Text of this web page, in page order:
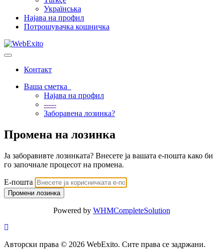
Українська
Најава на профил
Потрошувачка кошничка
Вклучете ја навигацијата
Контакт
Ваша сметка
Најава на профил
-----
Заборавена лозинка?
Промена на лозинка
Ја заборавивте лозинката? Внесете ја вашата е-пошта како би
го започнале процесот на промена.
Е-пошта
Промени лозинка
Powered by WHMCompleteSolution
Авторски права © 2026 WebExito. Сите права се задржани.